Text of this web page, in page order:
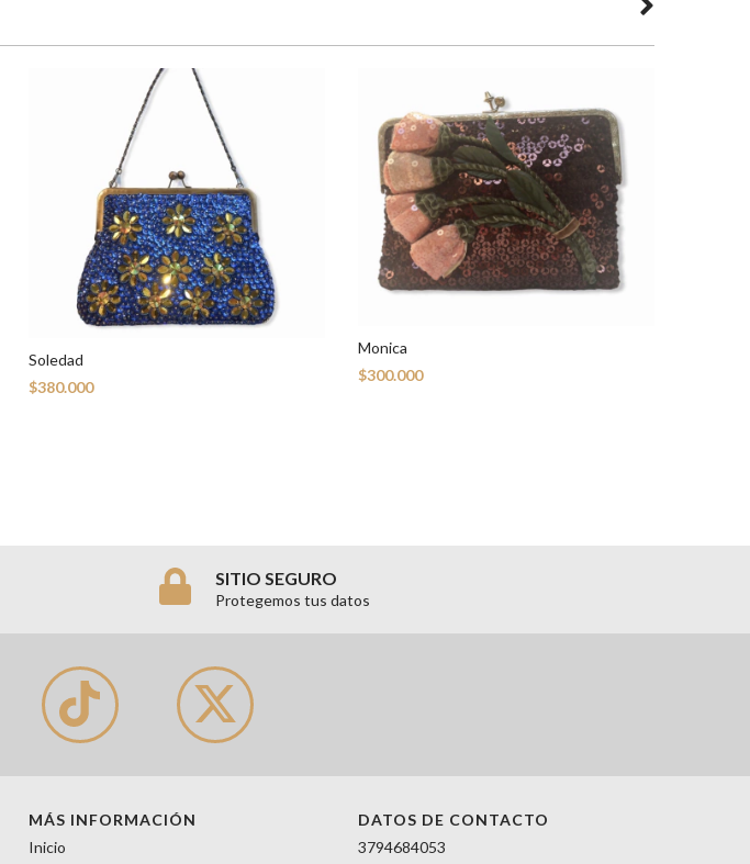
Soledad
$380.000
Monica
$300.000
SITIO SEGURO
Protegemos tus datos
MÁS INFORMACIÓN
Inicio
DATOS DE CONTACTO
3794684053